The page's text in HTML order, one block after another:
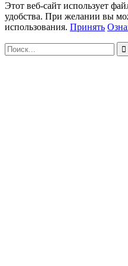
Этот веб-сайт использует
удобства. При желании вы
использования. Принять